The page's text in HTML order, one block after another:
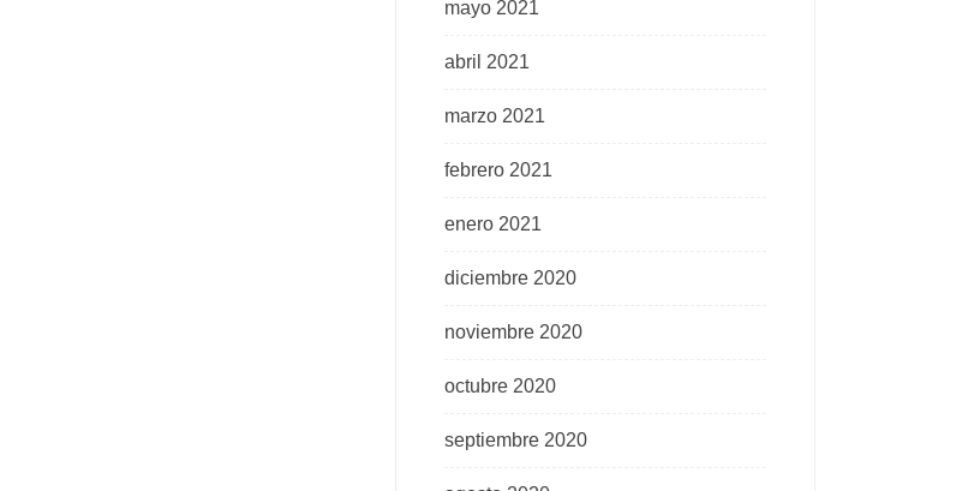
mayo 2021
abril 2021
marzo 2021
febrero 2021
enero 2021
diciembre 2020
noviembre 2020
octubre 2020
septiembre 2020